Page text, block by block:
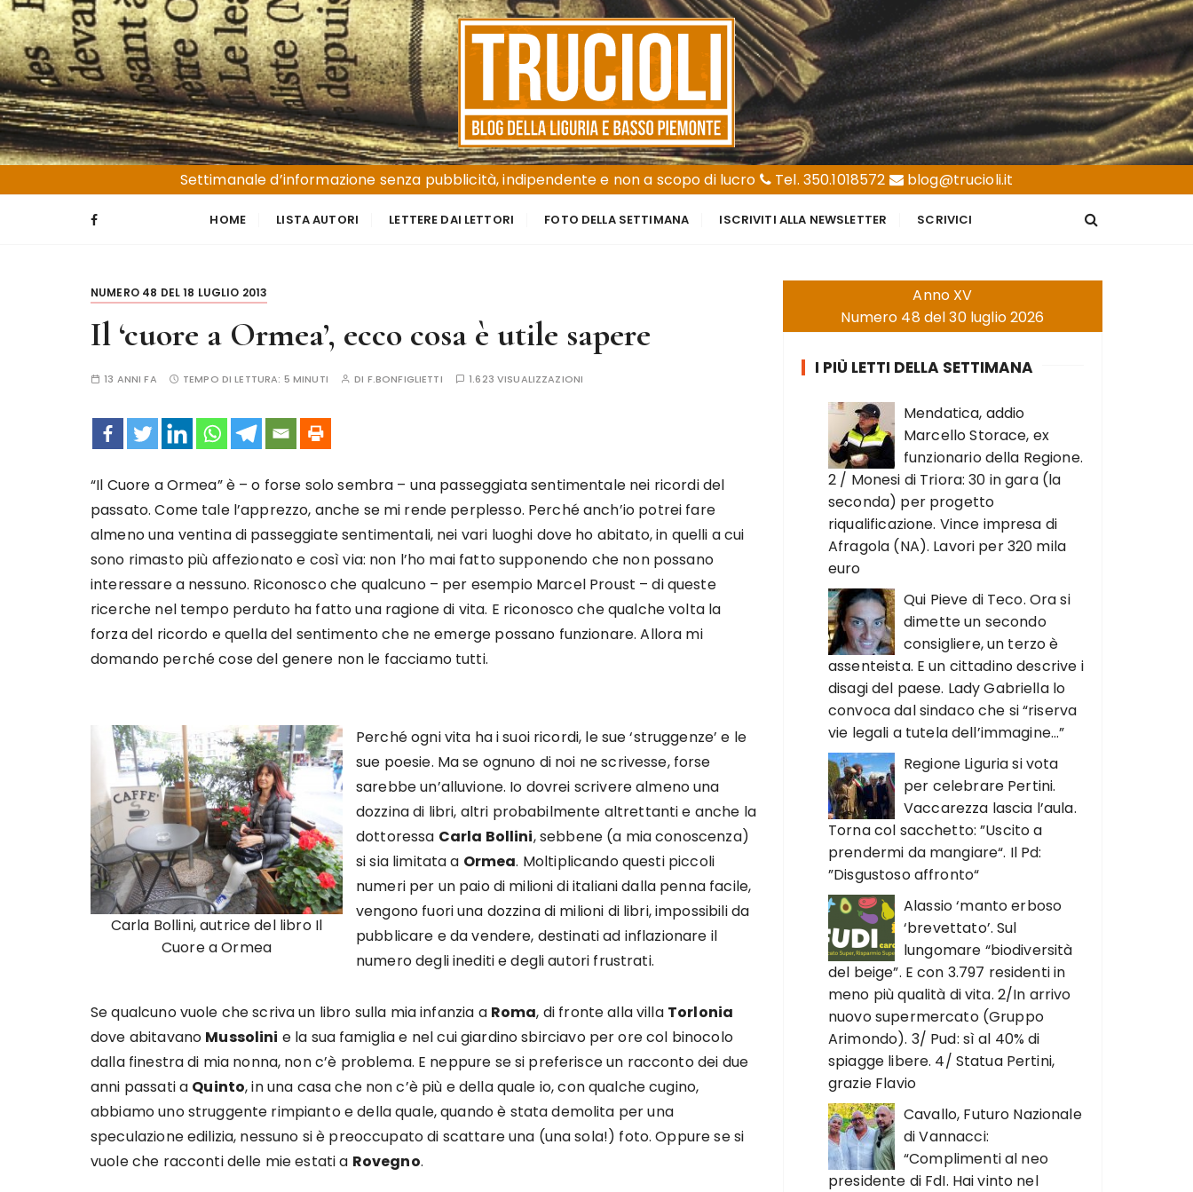
S
a
l
t
a
a
l
c
Trucioli
Liguria e Basso Piemonte
Settimanale d’informazione senza pubblicità, indipendente e non a scopo di lucro
Tel. 350.1018572 blog@trucioli.it
HOME LISTA AUTORI LETTERE DAI LETTORI FOTO DELLA SETTIMANA ISCRIVITI ALLA NEWSLETTER SCRIVICI
NUMERO 48 DEL 18 LUGLIO 2013
Il ‘cuore a Ormea’, ecco cosa è utile sapere
13 ANNI FA TEMPO DI LETTURA: 5 MINUTI DI F.BONFIGLIETTI 1.623 VISUALIZZAZIONI
“Il Cuore a Ormea” è – o forse solo sembra – una passeggiata sentimentale nei ricordi del
passato. Come tale l’apprezzo, anche se mi rende perplesso. Perché anch’io potrei fare
almeno una ventina di passeggiate sentimentali, nei vari luoghi dove ho abitato, in quelli a cui
sono rimasto più affezionato e così via: non l’ho mai fatto supponendo che non possano
interessare a nessuno. Riconosco che qualcuno – per esempio Marcel Proust – di queste
ricerche nel tempo perduto ha fatto una ragione di vita. E riconosco che qualche volta la
forza del ricordo e quella del sentimento che ne emerge possano funzionare. Allora mi
domando perché cose del genere non le facciamo tutti.
Carla Bollini, autrice del libro Il
Cuore a Ormea
Perché ogni vita ha i suoi ricordi, le sue ‘struggenze’ e le
sue poesie. Ma se ognuno di noi ne scrivesse, forse
sarebbe un’alluvione. Io dovrei scrivere almeno una
dozzina di libri, altri probabilmente altrettanti e anche la
dottoressa Carla Bollini, sebbene (a mia conoscenza)
si sia limitata a Ormea. Moltiplicando questi piccoli
numeri per un paio di milioni di italiani dalla penna facile,
vengono fuori una dozzina di milioni di libri, impossibili da
pubblicare e da vendere, destinati ad inflazionare il
numero degli inediti e degli autori frustrati.
Se qualcuno vuole che scriva un libro sulla mia infanzia a Roma, di fronte alla villa Torlonia
dove abitavano Mussolini e la sua famiglia e nel cui giardino sbirciavo per ore col binocolo
dalla finestra di mia nonna, non c’è problema. E neppure se si preferisce un racconto dei due
anni passati a Quinto, in una casa che non c’è più e della quale io, con qualche cugino,
abbiamo uno struggente rimpianto e della quale, quando è stata demolita per una
speculazione edilizia, nessuno si è preoccupato di scattare una (una sola!) foto. Oppure se si
vuole che racconti delle mie estati a Rovegno.
Anno XV
Numero 48 del 30 luglio 2026
I PIÙ LETTI DELLA SETTIMANA
Mendatica, addio
Marcello Storace, ex
funzionario della Regione.
2 / Monesi di Triora: 30 in gara (la
seconda) per progetto
riqualificazione. Vince impresa di
Afragola (NA). Lavori per 320 mila
euro
Qui Pieve di Teco. Ora si
dimette un secondo
consigliere, un terzo è
assenteista. E un cittadino descrive i
disagi del paese. Lady Gabriella lo
convoca dal sindaco che si “riserva
vie legali a tutela dell’immagine…”
Regione Liguria si vota
per celebrare Pertini.
Vaccarezza lascia l’aula.
Torna col sacchetto: ”Uscito a
prendermi da mangiare“. Il Pd:
”Disgustoso affronto“
Alassio ‘manto erboso
‘brevettato’. Sul
lungomare “biodiversità
del beige”. E con 3.797 residenti in
meno più qualità di vita. 2/In arrivo
nuovo supermercato (Gruppo
Arimondo). 3/ Pud: sì al 40% di
spiagge libere. 4/ Statua Pertini,
grazie Flavio
Cavallo, Futuro Nazionale
di Vannacci:
“Complimenti al neo
presidente di FdI. Hai vinto nel